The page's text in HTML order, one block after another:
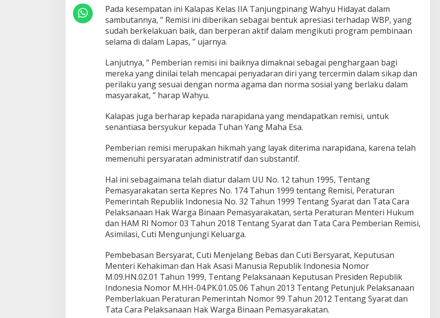
n
a
n
g
e
r
i
k
R
e
i
s
h
u
s
u
s
B
a
i
N
a
p
i
D
a
Pada kesempatan ini Kalapas Kelas IIA Tanjungpinang Wahyu Hidayat dalam
sambutannya, ” Remisi ini diberikan sebagai bentuk apresiasi terhadap WBP, yang
sudah berkelakuan baik, dan berperan aktif dalam mengikuti program pembinaan
selama di dalam Lapas, ” ujarnya.
Lanjutnya, ” Pemberian remisi ini baiknya dimaknai sebagai penghargaan bagi
mereka yang dinilai telah mencapai penyadaran diri yang tercermin dalam sikap dan
perilaku yang sesuai dengan norma agama dan norma sosial yang berlaku dalam
masyarakat, ” harap Wahyu.
Kalapas juga berharap kepada narapidana yang mendapatkan remisi, untuk
senantiasa bersyukur kepada Tuhan Yang Maha Esa.
Pemberian remisi merupakan hikmah yang layak diterima narapidana, karena telah
memenuhi persyaratan administratif dan substantif.
Hal ini sebagaimana telah diatur dalam UU No. 12 tahun 1995, Tentang
Pemasyarakatan serta Kepres No. 174 Tahun 1999 tentang Remisi, Peraturan
Pemerintah Republik Indonesia No. 32 Tahun 1999 Tentang Syarat dan Tata Cara
Pelaksanaan Hak Warga Binaan Pemasyarakatan, serta Peraturan Menteri Hukum
dan HAM RI Nomor 03 Tahun 2018 Tentang Syarat dan Tata Cara Pemberian Remisi,
Asimilasi, Cuti Mengunjungi Keluarga.
Pembebasan Bersyarat, Cuti Menjelang Bebas dan Cuti Bersyarat, Keputusan
Menteri Kehakiman dan Hak Asasi Manusia Republik Indonesia Nomor
M.09.HN.02.01 Tahun 1999, Tentang Pelaksanaan Keputusan Presiden Republik
Indonesia Nomor M.HH-04.PK.01.05.06 Tahun 2013 Tentang Petunjuk Pelaksanaan
Pemberlakuan Peraturan Pemerintah Nomor 99 Tahun 2012 Tentang Syarat dan
Tata Cara Pelaksanaan Hak Warga Binaan Pemasyarakatan.